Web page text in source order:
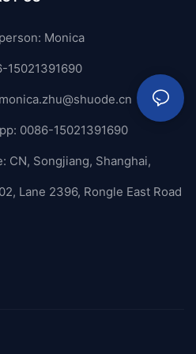
Monica
15021391690
monica.zhu@shuode.cn
0086-15021391690
CN, Songjiang, Shanghai,
Lane 2396, Rongle East Road